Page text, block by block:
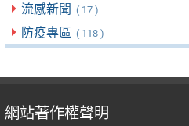
流感新聞 ( 17 )
防疫專區 ( 118 )
網站著作權聲明